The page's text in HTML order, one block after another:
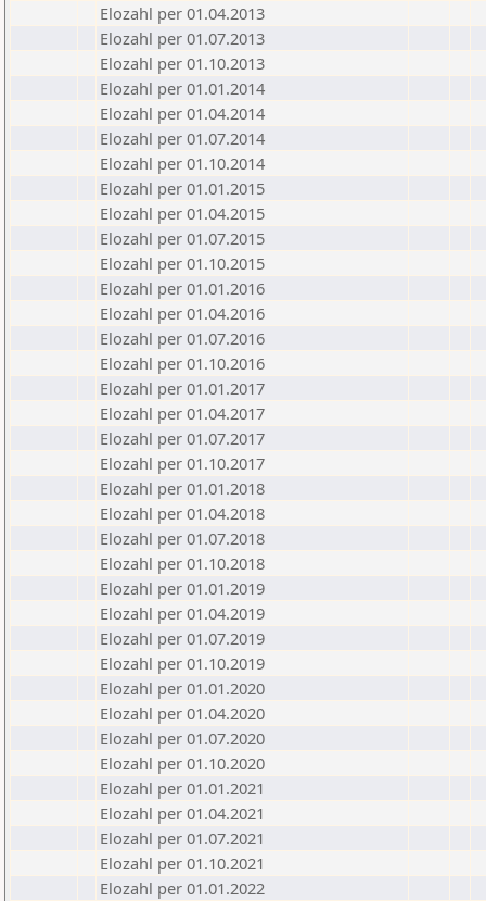
Elozahl per 01.04.2013
Elozahl per 01.07.2013
Elozahl per 01.10.2013
Elozahl per 01.01.2014
Elozahl per 01.04.2014
Elozahl per 01.07.2014
Elozahl per 01.10.2014
Elozahl per 01.01.2015
Elozahl per 01.04.2015
Elozahl per 01.07.2015
Elozahl per 01.10.2015
Elozahl per 01.01.2016
Elozahl per 01.04.2016
Elozahl per 01.07.2016
Elozahl per 01.10.2016
Elozahl per 01.01.2017
Elozahl per 01.04.2017
Elozahl per 01.07.2017
Elozahl per 01.10.2017
Elozahl per 01.01.2018
Elozahl per 01.04.2018
Elozahl per 01.07.2018
Elozahl per 01.10.2018
Elozahl per 01.01.2019
Elozahl per 01.04.2019
Elozahl per 01.07.2019
Elozahl per 01.10.2019
Elozahl per 01.01.2020
Elozahl per 01.04.2020
Elozahl per 01.07.2020
Elozahl per 01.10.2020
Elozahl per 01.01.2021
Elozahl per 01.04.2021
Elozahl per 01.07.2021
Elozahl per 01.10.2021
Elozahl per 01.01.2022